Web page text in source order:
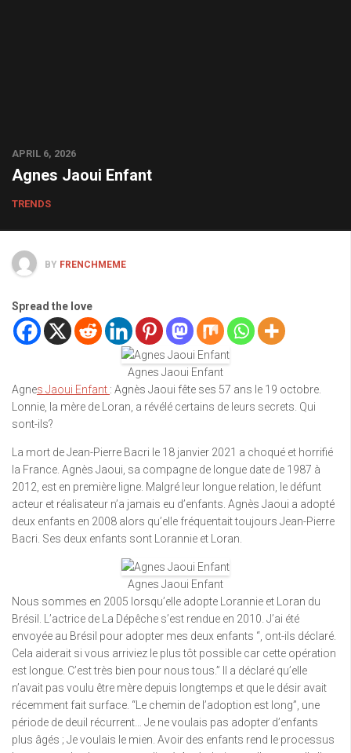
APRIL 6, 2026
Agnes Jaoui Enfant
TRENDS
BY FRENCHMEME
Spread the love
Agnes Jaoui Enfant
Agnes Jaoui Enfant : Agnès Jaoui fête ses 57 ans le 19 octobre.
Lonnie, la mère de Loran, a révélé certains de leurs secrets. Qui
sont-ils?
La mort de Jean-Pierre Bacri le 18 janvier 2021 a choqué et horrifié
la France. Agnès Jaoui, sa compagne de longue date de 1987 à
2012, est en première ligne. Malgré leur longue relation, le défunt
acteur et réalisateur n’a jamais eu d’enfants. Agnès Jaoui a adopté
deux enfants en 2008 alors qu’elle fréquentait toujours Jean-Pierre
Bacri. Ses deux enfants sont Lorannie et Loran.
Agnes Jaoui Enfant
Nous sommes en 2005 lorsqu’elle adopte Lorannie et Loran du
Brésil. L’actrice de La Dépêche s’est rendue en 2010. J’ai été
envoyée au Brésil pour adopter mes deux enfants “, ont-ils déclaré.
Cela aiderait si vous arriviez le plus tôt possible car cette opération
est longue. C’est très bien pour nous tous.” Il a déclaré qu’elle
n’avait pas voulu être mère depuis longtemps et que le désir avait
récemment fait surface. “Le chemin de l’adoption est long”, une
période de deuil récurrent… Je ne voulais pas adopter d’enfants
plus âgés ; Je voulais le mien. Avoir des enfants rend le processus